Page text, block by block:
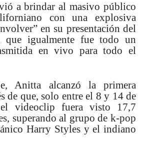
a brindar al masivo público
con una explosiva
en su presentación del
que igualmente fue todo un
en vivo para todo el
Anitta alcanzó la primera
de que, solo entre el 8 y 14 de
videoclip fuera visto 17,7
superando al grupo de k-pop
Harry Styles y el indiano